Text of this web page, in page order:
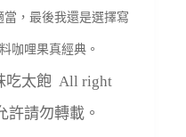
，最後我還是選擇寫
咖哩果真經典。
吃太飽 All right
許請勿轉載。